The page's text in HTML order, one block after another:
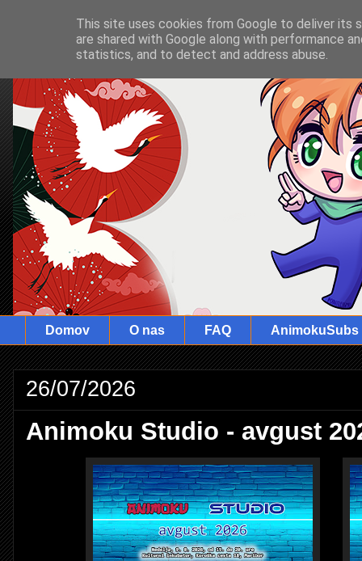
Domov O nas FAQ AnimokuSubs
26/07/2026
Animoku Studio - avgust
This site uses cookies from Google to deliver its
are shared with Google along with performance
statistics, and to detect and address abuse.